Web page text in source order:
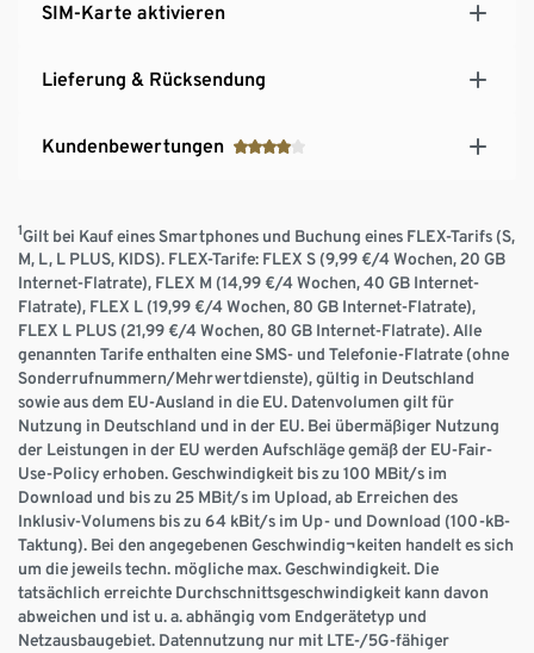
SIM-Karte aktivieren
Lieferung & Rücksendung
Kundenbewertungen
1Gilt bei Kauf eines Smartphones und Buchung eines FLEX-Tarifs (S,
M, L, L PLUS, KIDS). FLEX-Tarife: FLEX S (9,99 €/4 Wochen, 20 GB
Internet-Flatrate), FLEX M (14,99 €/4 Wochen, 40 GB Internet-
Flatrate), FLEX L (19,99 €/4 Wochen, 80 GB Internet-Flatrate),
FLEX L PLUS (21,99 €/4 Wochen, 80 GB Internet-Flatrate). Alle
genannten Tarife enthalten eine SMS- und Telefonie-Flatrate (ohne
Sonderrufnummern/Mehrwertdienste), gültig in Deutschland
sowie aus dem EU-Ausland in die EU. Datenvolumen gilt für
Nutzung in Deutschland und in der EU. Bei übermäßiger Nutzung
der Leistungen in der EU werden Aufschläge gemäß der EU-Fair-
Use-Policy erhoben. Geschwindigkeit bis zu 100 MBit/s im
Download und bis zu 25 MBit/s im Upload, ab Erreichen des
Inklusiv-Volumens bis zu 64 kBit/s im Up- und Download (100-kB-
Taktung). Bei den angegebenen Geschwindig¬keiten handelt es sich
um die jeweils techn. mögliche max. Geschwindigkeit. Die
tatsächlich erreichte Durchschnittsgeschwindigkeit kann davon
abweichen und ist u. a. abhängig vom Endgerätetyp und
Netzausbaugebiet. Datennutzung nur mit LTE-/5G-fähiger